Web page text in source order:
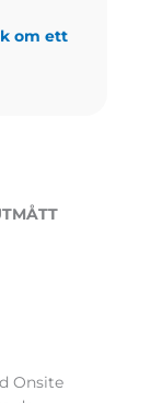
om ett
Onsite